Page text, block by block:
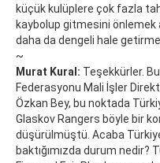
küçük kulüplere çok fazla
kaybolup gitmesini önlemek
daha da dengeli hale
~
Murat Kural: Teşekkürler.
Federasyonu Mali İşler
Özkan Bey, bu noktada
Glaskov Rangers böyle bir
düşürülmüştü. Acaba
baktığımızda durum nedir?